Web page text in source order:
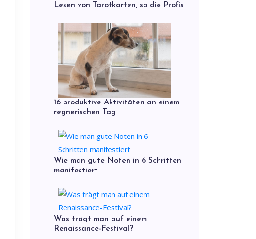
Lesen von Tarotkarten, so die Profis
16 produktive Aktivitäten an einem
regnerischen Tag
Wie man gute Noten in 6 Schritten
manifestiert
Was trägt man auf einem
Renaissance-Festival?